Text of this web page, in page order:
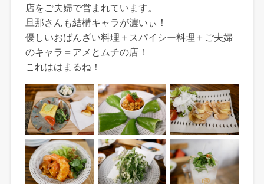
店をご夫婦で営まれています。
旦那さんも結構キャラが濃いぃ！
優しいおばんざい料理＋スパイシー料理＋ご夫婦
のキャラ＝アメとムチの店！
これははまるね！